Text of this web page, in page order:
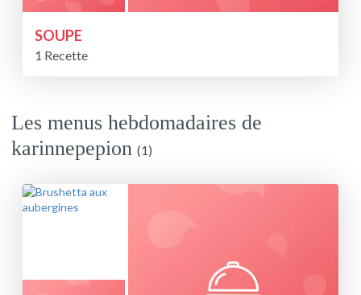
SOUPE
1 Recette
Les menus hebdomadaires de
karinnepepion (1)